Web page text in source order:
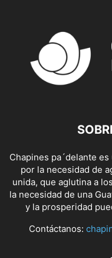
Chapines pa´delante
por la necesidad de
unida, que aglutina a
la necesidad de una
y la prosperidad
Contáctanos: